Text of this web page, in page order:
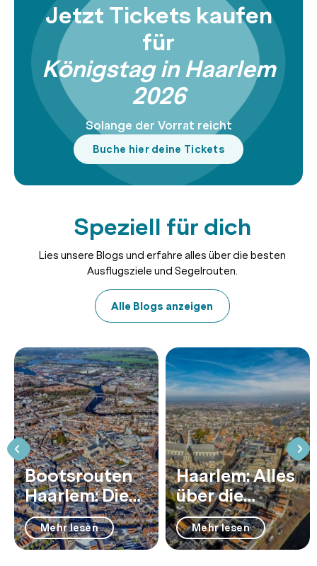
Jetzt Tickets kaufen
für
Königstag in Haarlem
2026
Solange der Vorrat reicht
Buche hier deine Tickets
Speziell für dich
Lies unsere Blogs und erfahre alles über die besten
Ausflugsziele und Segelrouten.
Alle Blogs anzeigen
Bootsrouten
Haarlem: Die
schönsten
Fahrten
Mehr lesen
Haarlem: Alles
über die
Hauptstadt
von
Nordholland
Mehr lesen